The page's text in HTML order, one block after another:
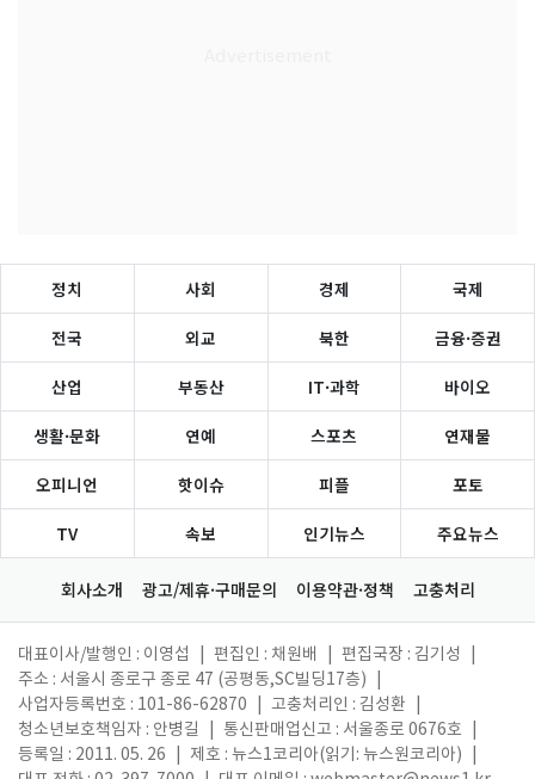
정치 사회 경제 국제
전국 외교 북한 금융·증권
산업 부동산 IT·과학 바이오
생활·문화 연예 스포츠 연재물
오피니언 핫이슈 피플 포토
TV 속보 인기뉴스 주요뉴스
회사소개 광고/제휴·구매문의 이용약관·정책 고충처리
대표이사/발행인 : 이영섭 편집인 : 채원배 편집국장 : 김기성
주소 : 서울시 종로구 종로 47 (공평동,SC빌딩17층)
사업자등록번호 : 101-86-62870
고충처리인 : 김성환
청소년보호책임자 : 안병길
통신판매업신고 : 서울종로 0676호
등록일 : 2011. 05. 26
제호 : 뉴스1코리아(읽기: 뉴스원코리아)